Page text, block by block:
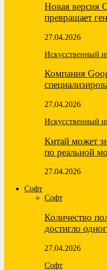
Новая версия
превращает
27.04.2026
Искусственный
Компания
27.04.2026
Искусственный
Китай может
по реальной
27.04.2026
Софт
Софт
Количество
достигло
27.04.2026
Софт